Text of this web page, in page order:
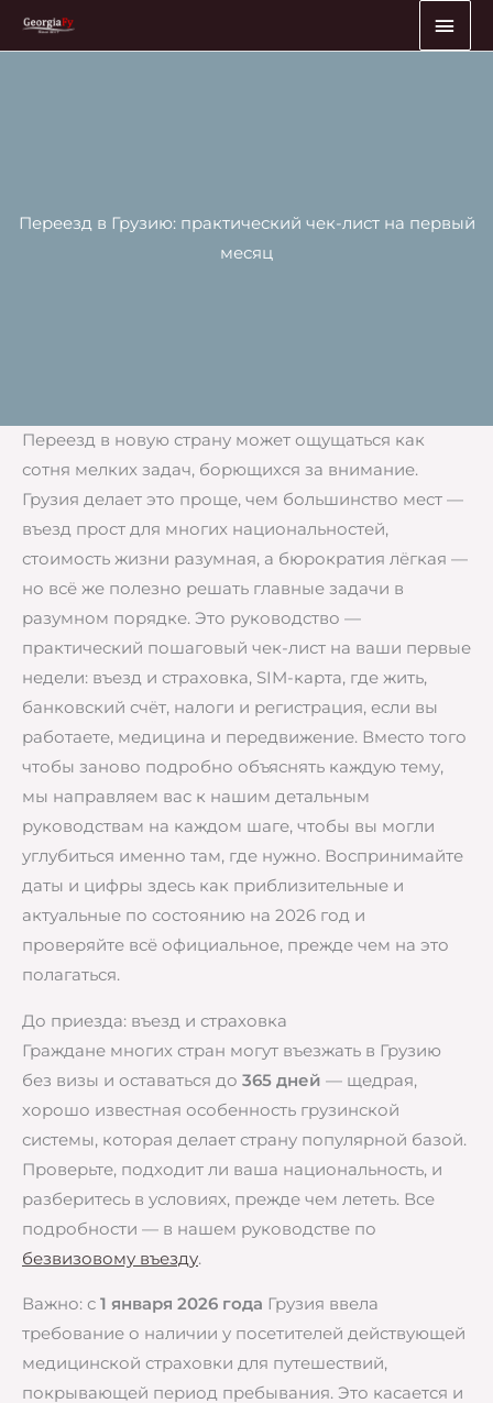
Перейти
Переезд в Грузию: практический чек-лист на первый
месяц
Переезд в новую страну может ощущаться как
сотня мелких задач, борющихся за внимание.
Грузия делает это проще, чем большинство мест —
въезд прост для многих национальностей,
стоимость жизни разумная, а бюрократия лёгкая —
но всё же полезно решать главные задачи в
разумном порядке. Это руководство —
практический пошаговый чек-лист на ваши первые
недели: въезд и страховка, SIM-карта, где жить,
банковский счёт, налоги и регистрация, если вы
работаете, медицина и передвижение. Вместо того
чтобы заново подробно объяснять каждую тему,
мы направляем вас к нашим детальным
руководствам на каждом шаге, чтобы вы могли
углубиться именно там, где нужно. Воспринимайте
даты и цифры здесь как приблизительные и
актуальные по состоянию на 2026 год и
проверяйте всё официальное, прежде чем на это
полагаться.
До приезда: въезд и страховка
Граждане многих стран могут въезжать в Грузию
без визы и оставаться до 365 дней — щедрая,
хорошо известная особенность грузинской
системы, которая делает страну популярной базой.
Проверьте, подходит ли ваша национальность, и
разберитесь в условиях, прежде чем лететь. Все
подробности — в нашем руководстве по
безвизовому въезду.
Важно: с 1 января 2026 года Грузия ввела
требование о наличии у посетителей действующей
медицинской страховки для путешествий,
покрывающей период пребывания. Это касается и